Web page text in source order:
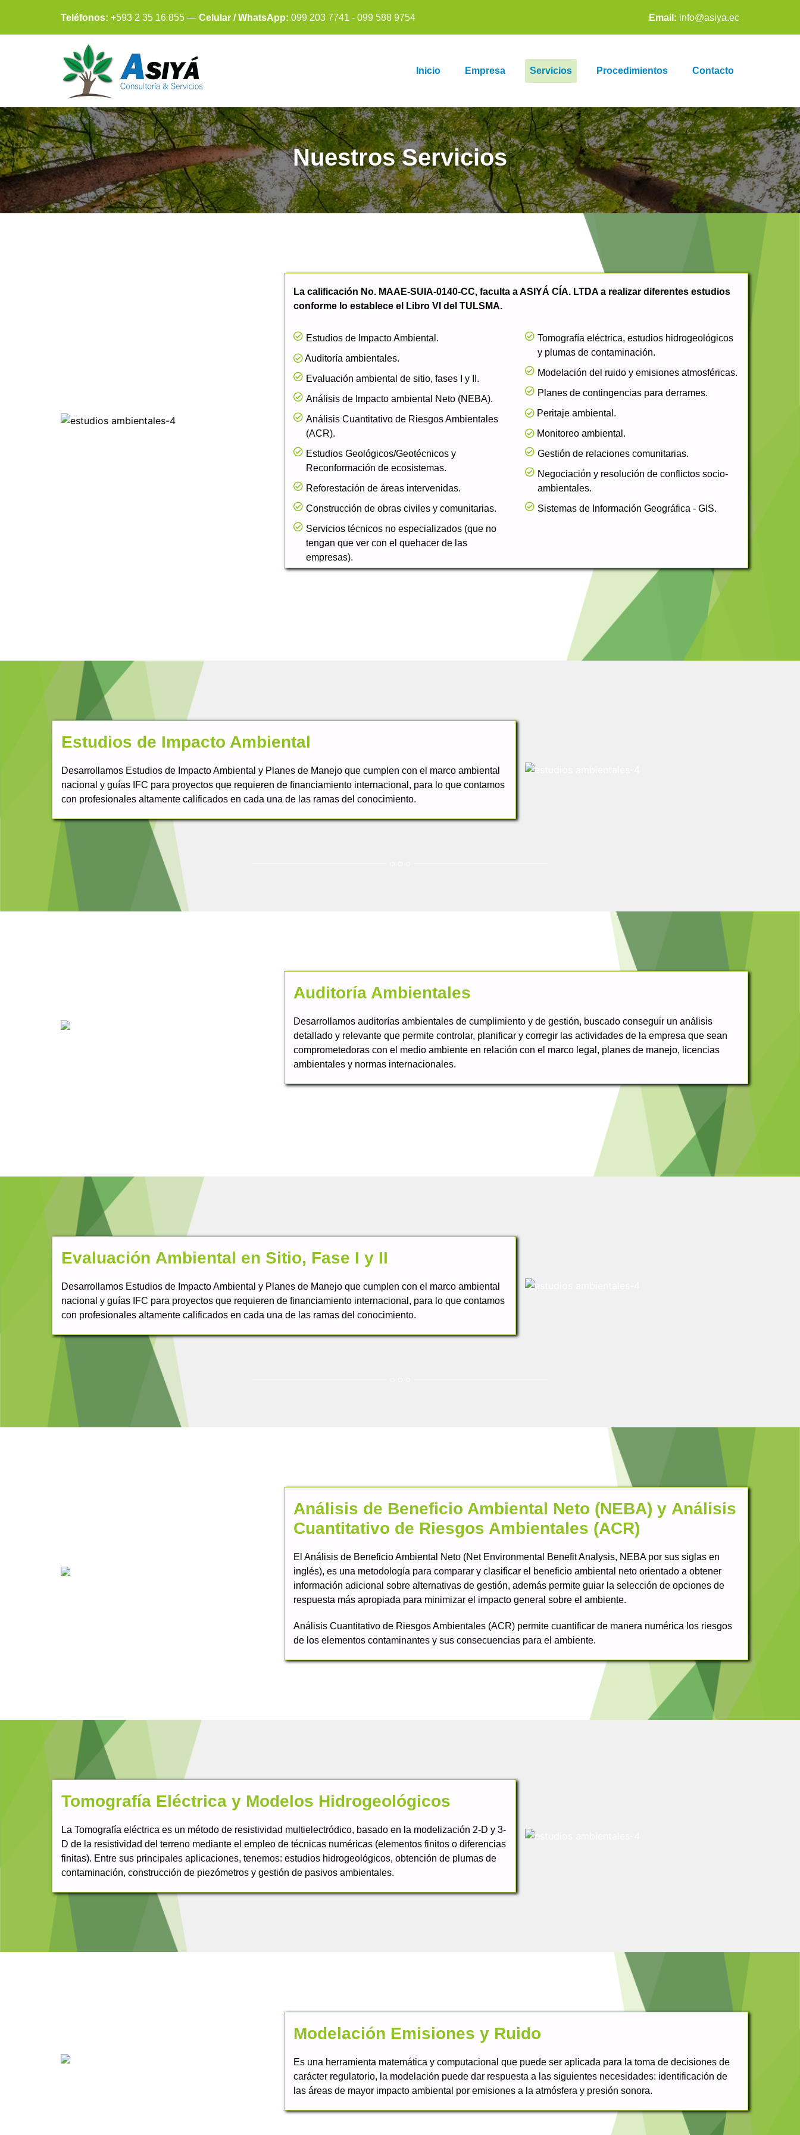
Teléfonos: +593 2 35 16 855 — Celular / WhatsApp: 099 203 7741 - 099 588 9754 Email: info@asiya.ec
Inicio Empresa Servicios Procedimientos Contacto
Nuestros Servicios
La calificación No. MAAE-SUIA-0140-CC, faculta a ASIYÁ CÍA. LTDA a realizar diferentes estudios
conforme lo establece el Libro VI del TULSMA.
Estudios de Impacto Ambiental.
Auditoría ambientales.
Evaluación ambiental de sitio, fases I y II.
Análisis de Impacto ambiental Neto (NEBA).
Análisis Cuantitativo de Riesgos Ambientales
(ACR).
Estudios Geológicos/Geotécnicos y
Reconformación de ecosistemas.
Reforestación de áreas intervenidas.
Construcción de obras civiles y comunitarias.
Servicios técnicos no especializados (que no
tengan que ver con el quehacer de las
empresas).
Tomografía eléctrica, estudios hidrogeológicos
y plumas de contaminación.
Modelación del ruido y emisiones atmosféricas.
Planes de contingencias para derrames.
Peritaje ambiental.
Monitoreo ambiental.
Gestión de relaciones comunitarias.
Negociación y resolución de conflictos socio-
ambientales.
Sistemas de Información Geográfica - GIS.
Estudios de Impacto Ambiental
Desarrollamos Estudios de Impacto Ambiental y Planes de Manejo que cumplen con el marco ambiental
nacional y guías IFC para proyectos que requieren de financiamiento internacional, para lo que contamos
con profesionales altamente calificados en cada una de las ramas del conocimiento.
Auditoría Ambientales
Desarrollamos auditorías ambientales de cumplimiento y de gestión, buscado conseguir un análisis
detallado y relevante que permite controlar, planificar y corregir las actividades de la empresa que sean
comprometedoras con el medio ambiente en relación con el marco legal, planes de manejo, licencias
ambientales y normas internacionales.
Evaluación Ambiental en Sitio, Fase I y II
Desarrollamos Estudios de Impacto Ambiental y Planes de Manejo que cumplen con el marco ambiental
nacional y guías IFC para proyectos que requieren de financiamiento internacional, para lo que contamos
con profesionales altamente calificados en cada una de las ramas del conocimiento.
Análisis de Beneficio Ambiental Neto (NEBA) y Análisis
Cuantitativo de Riesgos Ambientales (ACR)
El Análisis de Beneficio Ambiental Neto (Net Environmental Benefit Analysis, NEBA por sus siglas en
inglés), es una metodología para comparar y clasificar el beneficio ambiental neto orientado a obtener
información adicional sobre alternativas de gestión, además permite guiar la selección de opciones de
respuesta más apropiada para minimizar el impacto general sobre el ambiente.
Análisis Cuantitativo de Riesgos Ambientales (ACR) permite cuantificar de manera numérica los riesgos
de los elementos contaminantes y sus consecuencias para el ambiente.
Tomografía Eléctrica y Modelos Hidrogeológicos
La Tomografía eléctrica es un método de resistividad multielectródico, basado en la modelización 2-D y 3-
D de la resistividad del terreno mediante el empleo de técnicas numéricas (elementos finitos o diferencias
finitas). Entre sus principales aplicaciones, tenemos: estudios hidrogeológicos, obtención de plumas de
contaminación, construcción de piezómetros y gestión de pasivos ambientales.
Modelación Emisiones y Ruido
Es una herramienta matemática y computacional que puede ser aplicada para la toma de decisiones de
carácter regulatorio, la modelación puede dar respuesta a las siguientes necesidades: identificación de
las áreas de mayor impacto ambiental por emisiones a la atmósfera y presión sonora.